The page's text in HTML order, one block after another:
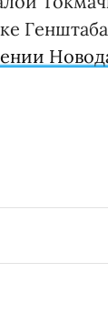
Генштаба